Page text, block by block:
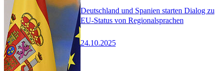
Deutschland und Spanien starten Dialog zu
EU-Status von Regionalsprachen
24.10.2025